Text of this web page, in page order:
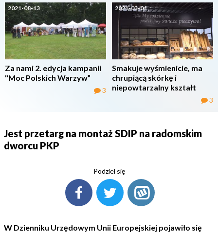
2021-08-13
Za nami 2. edycja kampanii
"Moc Polskich Warzyw”
3
2021-03-04
Smakuje wyśmienicie, ma
chrupiącą skórkę i
niepowtarzalny kształt
3
Jest przetarg na montaż SDIP na radomskim
dworcu PKP
Podziel się
W Dzienniku Urzędowym Unii Europejskiej pojawiło się